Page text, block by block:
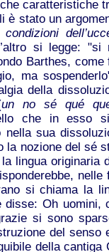
caratteristiche
è stato un
condizioni
si legge: "si
Barthes,
ma
della
un no sé qué
che in esso
nella sua
la nozione del sé
lingua originaria
si chiama la
disse: Oh
si sono
del senso
della